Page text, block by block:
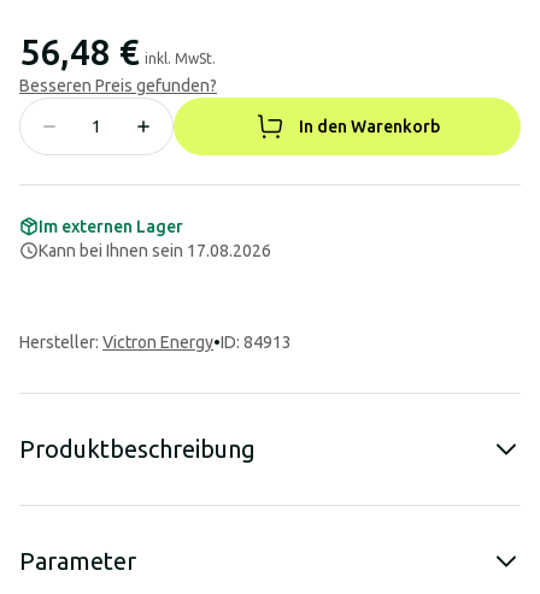
56,48 € inkl. MwSt.
Besseren Preis gefunden?
In den Warenkorb
Im externen Lager
Kann bei Ihnen sein 17.08.2026
Hersteller: Victron Energy•ID: 84913
Produktbeschreibung
Parameter